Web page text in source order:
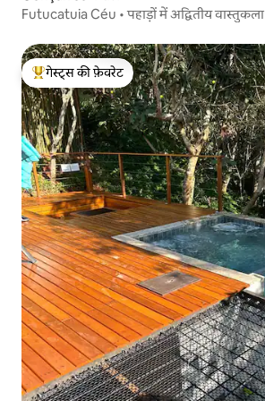
Futucatuia Céu • पहाड़ों में अद्वितीय वास्तुकला
गेस्ट्स का टॉप फ़ेवरेट
गेस्ट्स की फ़ेवरेट